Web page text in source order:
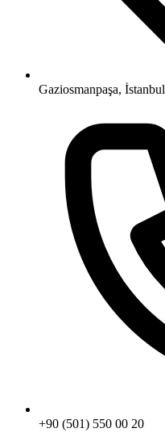
Gaziosmanpaşa, İstanbul
+90 (501) 550 00 20